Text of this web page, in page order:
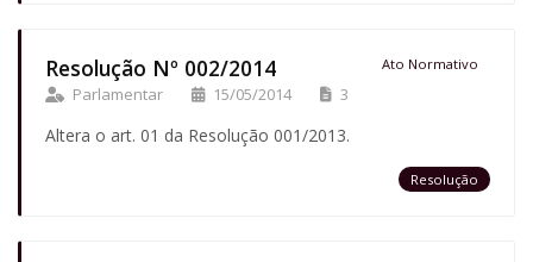
Resolução Nº 002/2014 Ato Normativo
Parlamentar 15/05/2014 3
Altera o art. 01 da Resolução 001/2013.
Resolução